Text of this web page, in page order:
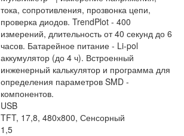
тока, сопротивления, прозвонка цепи,
проверка диодов. TrendPlot - 400
измерений, длительность от 40 секунд до 6
часов. Батарейное питание - Li-pol
аккумулятор (до 4 ч). Встроенный
инженерный калькулятор и программа для
определения параметров SMD -
компонентов.
USB
TFT, 17,8, 480х800, Сенсорный
1,5